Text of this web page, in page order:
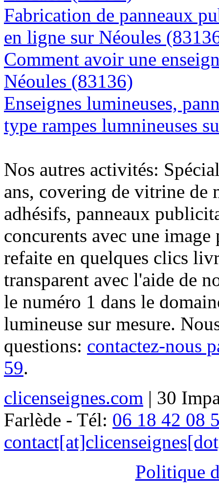
Fabrication de panneaux
en ligne sur Néoules
Comment avoir une
Néoules (83136)
Enseignes lumineuses,
type rampes lumnineuses
Nos autres activités:
ans, covering de vitrine de
adhésifs, panneaux
concurents avec une
refaite en quelques clics
transparent avec l'aide de
le numéro 1 dans le
lumineuse sur mesure.
questions: contactez-nous
59.
clicenseignes.com | 30
Farlède - Tél: 06 18 42 08
Politique